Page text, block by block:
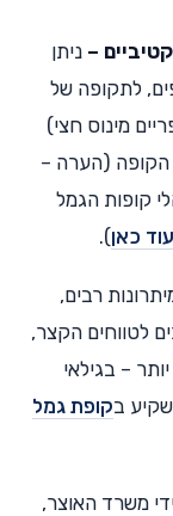
– ניתן
של עד 80% מהכספים, לתקופה של
מינוס חצי)
הקופה (הערה –
קופות הגמל
כאן).
רבים,
לטווחים הקצר,
– בגילאי
קופת גמל
משרד האוצר,